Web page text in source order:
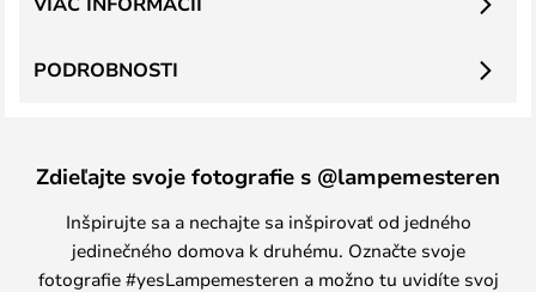
PODROBNOSTI
Zdieľajte svoje fotografie s @lampemesteren
Inšpirujte sa a nechajte sa inšpirovať od jedného
jedinečného domova k druhému. Označte svoje
fotografie #yesLampemesteren a možno tu uvidíte svoj